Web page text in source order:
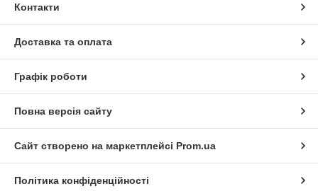
Контакти
Доставка та оплата
Графік роботи
Повна версія сайту
Сайт створено на маркетплейсі Prom.ua
Політика конфіденційності